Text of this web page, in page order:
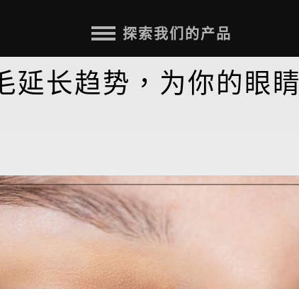
探索我们的产品
延长趋势，为你的眼睛